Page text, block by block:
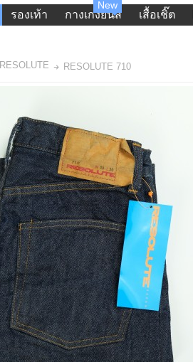
รองเท้า กางเกงยีนส์
New
เสื้อเชิ๊ต
RESOLUTE RESOLUTE 710